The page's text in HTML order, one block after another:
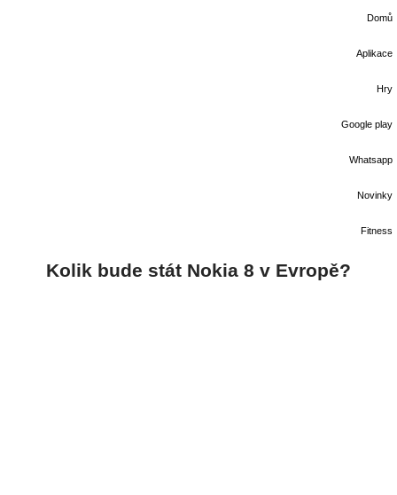
Domů
Aplikace
Hry
Google play
Whatsapp
Novinky
Fitness
Kolik bude stát Nokia 8 v Evropě?